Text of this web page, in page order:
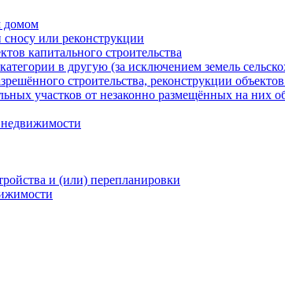
домом
или реконструкции
капитального строительства
в другую (за исключением земель
строительства, реконструкции
участков от незаконно размещённых на них
и (или) перепланировки